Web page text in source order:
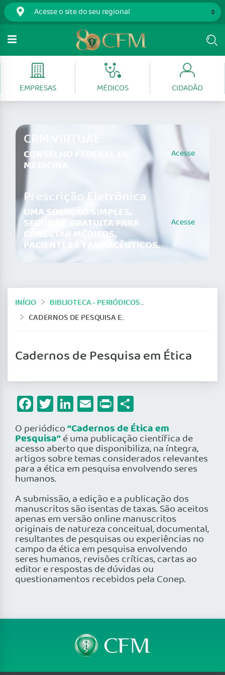
EMPRESAS MÉDICOS CIDADÃO
CRM VIRTUAL
CONSELHO FEDERAL DE
MEDICINA
Acesse
Prescrição Eletrônica
UMA SOLUÇÃO SIMPLES,
SEGURA E GRATUITA PARA
CONECTAR MÉDICOS,
PACIENTES E FARMACÊUTICOS.
Acesse
INÍCIO
BIBLIOTECA - PERIÓDICOS ONLINE
CADERNOS DE PESQUISA EM ÉTICA
Cadernos de Pesquisa em Ética
Facebook
Twitter
LinkedIn
Email
Print
O periódico“Cadernos de Ética em
Pesquisa”é uma publicação científica de
acesso aberto que disponibiliza, na íntegra,
artigos sobre temas considerados relevantes
para a ética em pesquisa envolvendo seres
humanos.
A submissão, a edição e a publicação dos
manuscritos são isentas de taxas. São aceitos
apenas em versão online manuscritos
originais de natureza conceitual, documental,
resultantes de pesquisas ou experiências no
campo da ética em pesquisa envolvendo
seres humanos, revisões críticas, cartas ao
editor e respostas de dúvidas ou
questionamentos recebidos pela Conep.